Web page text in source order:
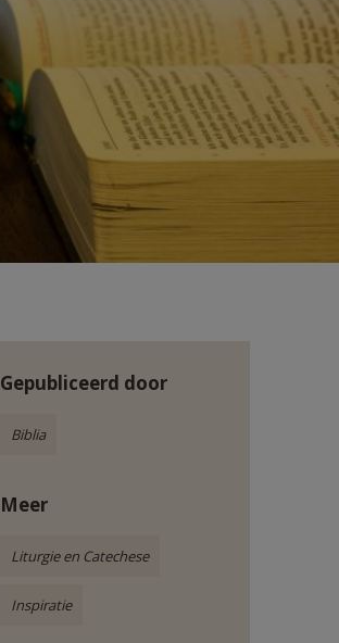
Gepubliceerd door
Biblia
Meer
Liturgie en Catechese
Inspiratie